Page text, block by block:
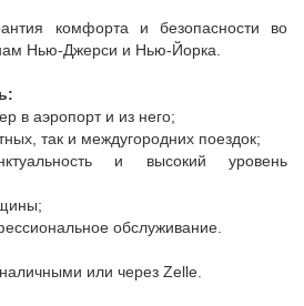
комфорта и безопасности во
Нью-Джерси и Нью-Йорка.
в аэропорт и из него;
так и междугородних поездок;
и высокий уровень
обслуживание.
или через Zelle.